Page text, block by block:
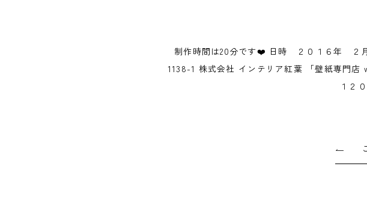
制作時間は20分です❤️ 日時 ２０１６年 ２
1138-1 株式会社 インテリア紅葉 「壁紙専門
１２